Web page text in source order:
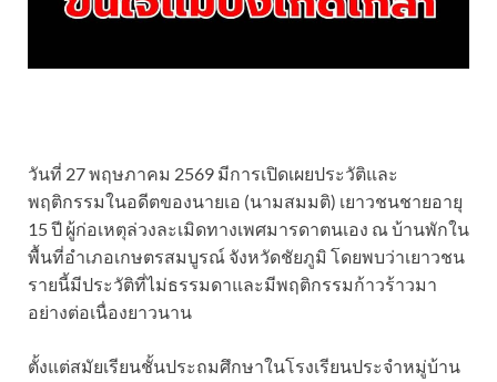
วันที่ 27 พฤษภาคม 2569 มีการเปิดเผยประวัติและ
พฤติกรรมในอดีตของนายเอ (นามสมมติ) เยาวชนชายอายุ
15 ปี ผู้ก่อเหตุล่วงละเมิดทางเพศมารดาตนเอง ณ บ้านพักใน
พื้นที่อำเภอเกษตรสมบูรณ์ จังหวัดชัยภูมิ โดยพบว่าเยาวชน
รายนี้มีประวัติที่ไม่ธรรมดาและมีพฤติกรรมก้าวร้าวมา
อย่างต่อเนื่องยาวนาน
ตั้งแต่สมัยเรียนชั้นประถมศึกษาในโรงเรียนประจำหมู่บ้าน